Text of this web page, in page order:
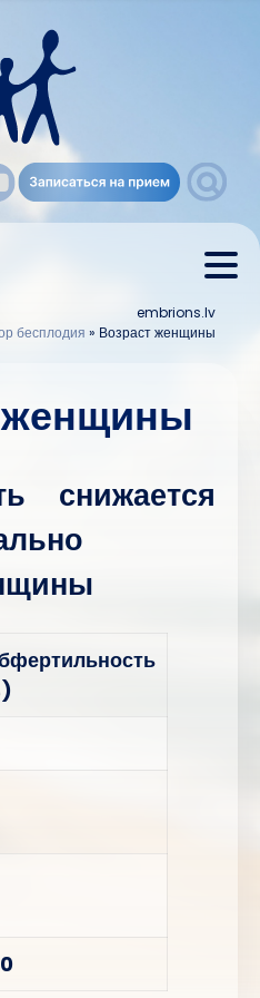
embrions.lv
бесплодия » Возраст женщины
женщины
снижается